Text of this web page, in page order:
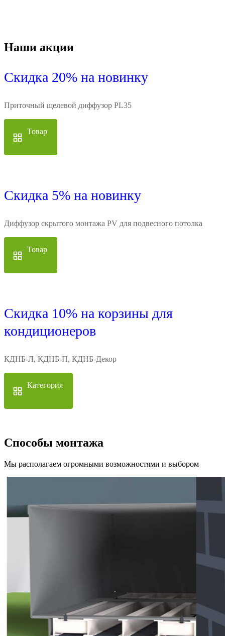
Наши акции
Скидка 20% на новинку
Приточный щелевой диффузор PL35
Товар
Скидка 5% на новинку
Диффузор скрытого монтажа PV для подвесного потолка
Товар
Скидка 10% на корзины для
кондиционеров
КДНБ-Л, КДНБ-П, КДНБ-Декор
Категория
Способы монтажа
Мы располагаем огромными возможностями и выбором